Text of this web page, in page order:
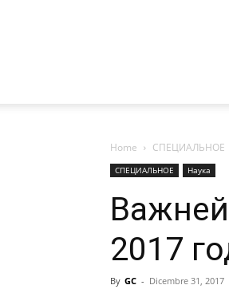
Home СПЕЦИАЛЬНОЕ
СПЕЦИАЛЬНОЕ Наука
2017
By GC - Dicembre 31, 2017